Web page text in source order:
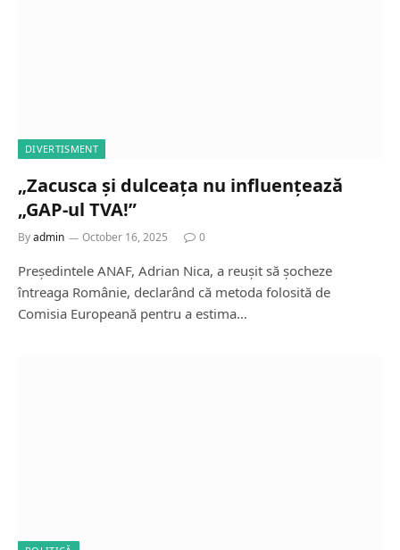
DIVERTISMENT
„Zacusca și dulceața nu influențează
„GAP-ul TVA!”
Byadmin October 16, 2025 0
Președintele ANAF, Adrian Nica, a reușit să șocheze
întreaga Românie, declarând că metoda folosită de
Comisia Europeană pentru a estima…